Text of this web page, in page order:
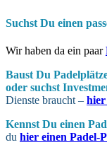
Suchst Du einen
Wir haben da ein paar
Baust Du
oder suchst
Dienste braucht –
Kennst Du einen
du hier einen Padel-